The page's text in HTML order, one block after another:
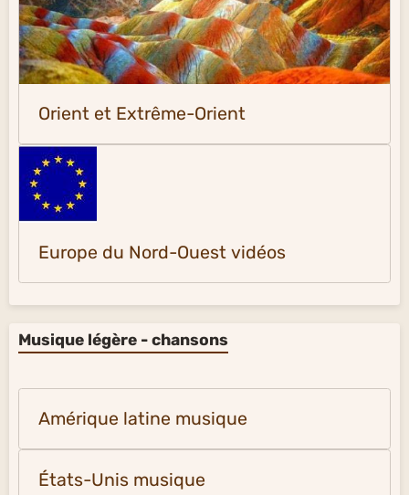
Orient et Extrême-Orient
Europe du Nord-Ouest vidéos
Musique légère - chansons
Amérique latine musique
États-Unis musique